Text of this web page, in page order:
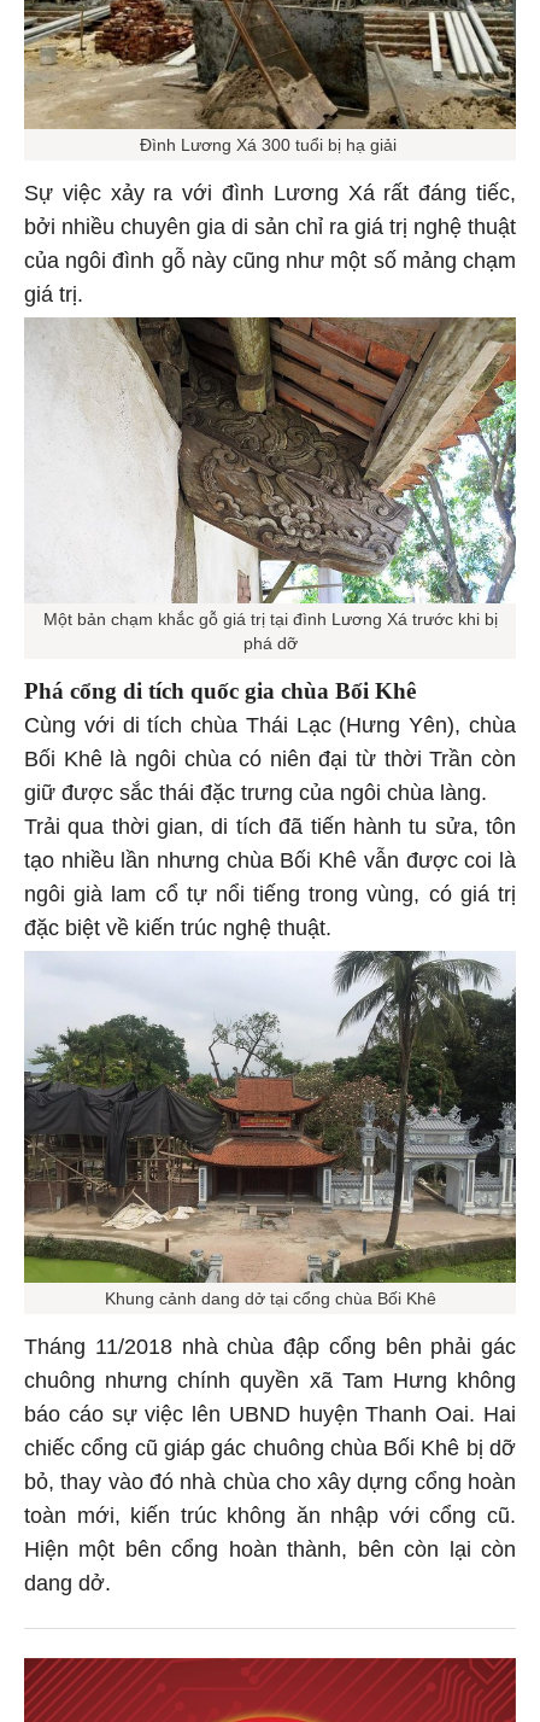
Đình Lương Xá 300 tuổi bị hạ giải
Sự việc xảy ra với đình Lương Xá rất đáng tiếc,
bởi nhiều chuyên gia di sản chỉ ra giá trị nghệ thuật
của ngôi đình gỗ này cũng như một số mảng chạm
giá trị.
Một bản chạm khắc gỗ giá trị tại đình Lương Xá trước khi bị
phá dỡ
Phá cổng di tích quốc gia chùa Bối Khê
Cùng với di tích chùa Thái Lạc (Hưng Yên), chùa
Bối Khê là ngôi chùa có niên đại từ thời Trần còn
giữ được sắc thái đặc trưng của ngôi chùa làng.
Trải qua thời gian, di tích đã tiến hành tu sửa, tôn
tạo nhiều lần nhưng chùa Bối Khê vẫn được coi là
ngôi già lam cổ tự nổi tiếng trong vùng, có giá trị
đặc biệt về kiến trúc nghệ thuật.
Khung cảnh dang dở tại cổng chùa Bối Khê
Tháng 11/2018 nhà chùa đập cổng bên phải gác
chuông nhưng chính quyền xã Tam Hưng không
báo cáo sự việc lên UBND huyện Thanh Oai. Hai
chiếc cổng cũ giáp gác chuông chùa Bối Khê bị dỡ
bỏ, thay vào đó nhà chùa cho xây dựng cổng hoàn
toàn mới, kiến trúc không ăn nhập với cổng cũ.
Hiện một bên cổng hoàn thành, bên còn lại còn
dang dở.